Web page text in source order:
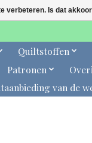
Quiltstoffen
Patronen
van de
verbeteren. Is dat